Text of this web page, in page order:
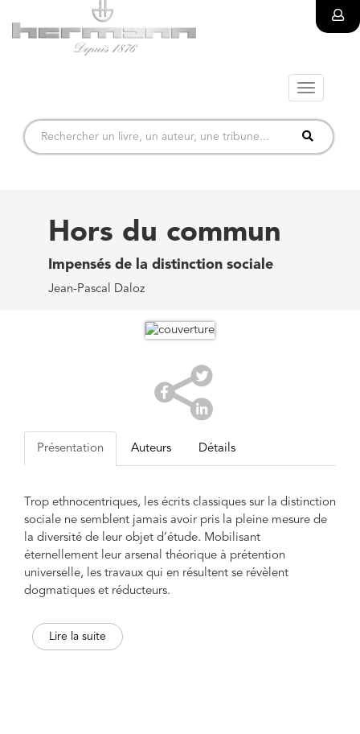
Toggle
Hors du commun
Impensés de la distinction sociale
Jean-Pascal Daloz
Présentation Auteurs Détails
Trop ethnocentriques, les écrits classiques sur la distinction
sociale ne semblent jamais avoir pris la pleine mesure de
la diversité de leur objet d’étude. Mobilisant
éternellement leur arsenal théorique à prétention
universelle, les travaux qui en résultent se révèlent
dogmatiques et réducteurs.
Ayant procédé à une vaste analyse comparative des
distinctions élitistes, Jean-Pascal Daloz a préalablement
Lire la suite